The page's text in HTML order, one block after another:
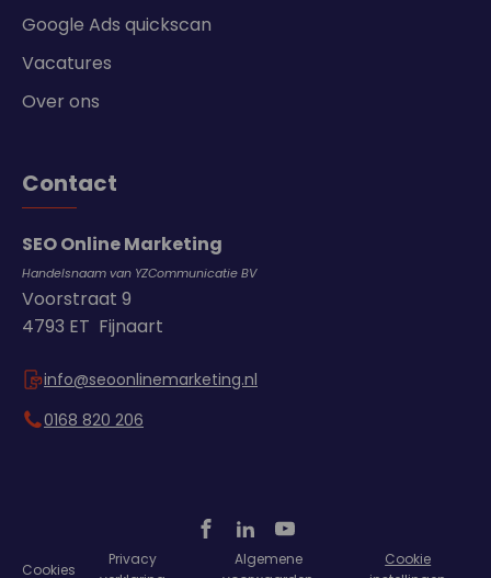
Google Ads quickscan
Vacatures
Over ons
Contact
SEO Online Marketing
Handelsnaam van YZCommunicatie BV
Voorstraat 9
4793 ET Fijnaart
info@seoonlinemarketing.nl
0168 820 206
Cookies
Privacy
Algemene
Cookie